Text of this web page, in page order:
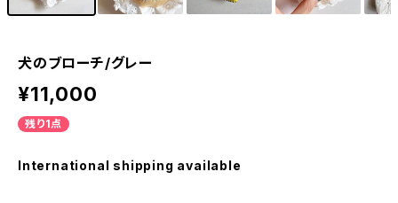
犬のブローチ/グレー
¥11,000
残り1点
International shipping available